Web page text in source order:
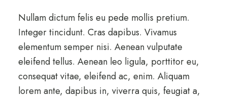
Nullam dictum felis eu pede mollis pretium.
Integer tincidunt. Cras dapibus. Vivamus
elementum semper nisi. Aenean vulputate
eleifend tellus. Aenean leo ligula, porttitor eu,
consequat vitae, eleifend ac, enim. Aliquam
lorem ante, dapibus in, viverra quis, feugiat a,